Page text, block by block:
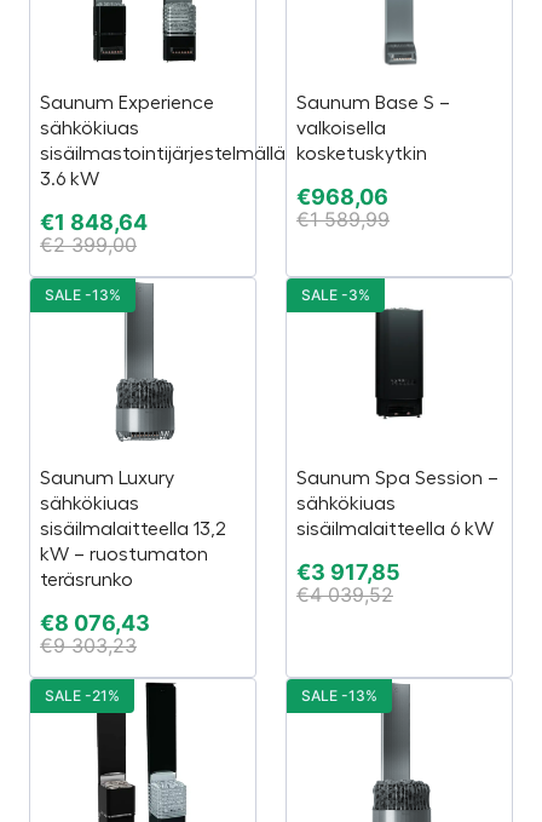
Saunum Experience
sähkökiuas
sisäilmastointijärjestelmällä
3.6 kW
€1 848,64
€2 399,00
Saunum Base S –
valkoisella
kosketuskytkin
€968,06
€1 589,99
Saunum Luxury
sähkökiuas
sisäilmalaitteella 13,2
kW – ruostumaton
teräsrunko
€8 076,43
€9 303,23
SALE -13%
Saunum Spa Session –
sähkökiuas
sisäilmalaitteella 6 kW
€3 917,85
€4 039,52
SALE -3%
SALE -21% SALE -13%